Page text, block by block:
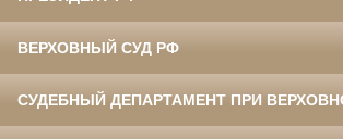
ВЕРХОВНЫЙ СУД РФ
СУДЕБНЫЙ ДЕПАРТАМЕНТ ПРИ